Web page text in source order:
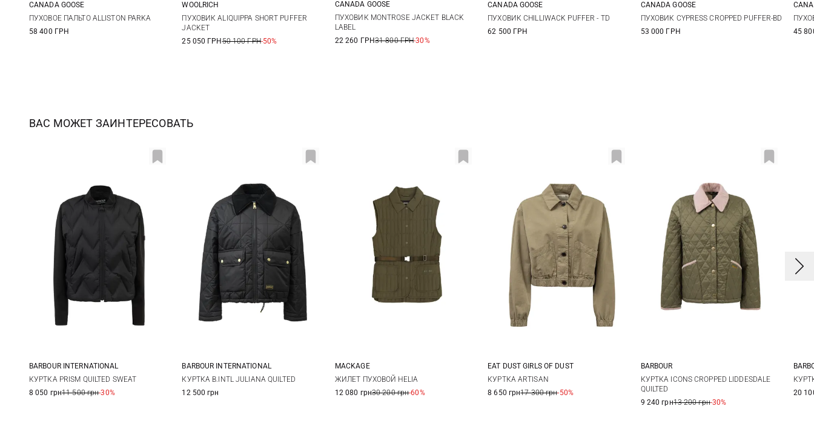
S M L
CANADA GOOSE
ПУХОВОЕ ПАЛЬТО ALLISTON PARKA
58 400 ГРН
XS S M
WOOLRICH
ПУХОВИК ALIQUIPPA SHORT PUFFER
JACKET
25 050 ГРН50 100 ГРН-50%
M L
CANADA GOOSE
ПУХОВИК MONTROSE JACKET BLACK
LABEL
22 260 ГРН31 800 ГРН-30%
S M L
CANADA GOOSE
ПУХОВИК CHILLIWACK PUFFER - TD
62 500 ГРН
XS S M L
CANADA GOOSE
ПУХОВИК CYPRESS CROPPED PUFFER-BD
53 000 ГРН
45
ВАС МОЖЕТ ЗАИНТЕРЕСОВАТЬ
8 10 12
BARBOUR INTERNATIONAL
КУРТКА PRISM QUILTED SWEAT
8 050 грн11 500 грн-30%
8 10 12
BARBOUR INTERNATIONAL
КУРТКА B.INTL JULIANA QUILTED
12 500 грн
XS S
MACKAGE
ЖИЛЕТ ПУХОВОЙ HELIA
12 080 грн30 200 грн-60%
XXS XS
EAT DUST GIRLS OF DUST
КУРТКА ARTISAN
8 650 грн17 300 грн-50%
8 10 12 14
BARBOUR
КУРТКА ICONS CROPPED LIDDESDALE
QUILTED
9 240 грн13 200 грн-30%
8
20